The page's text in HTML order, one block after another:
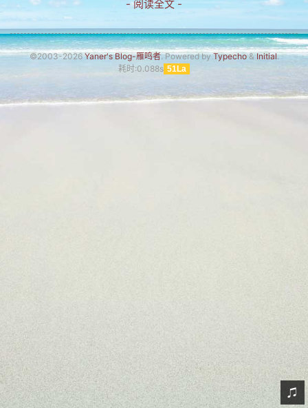
五笔难啊
流行.时代.天下
网络新事物
- 阅读全文 -
©2003-2026Yaner's Blog-雁鸣者. Powered byTypecho&Initial.
耗时:0.088s 51La